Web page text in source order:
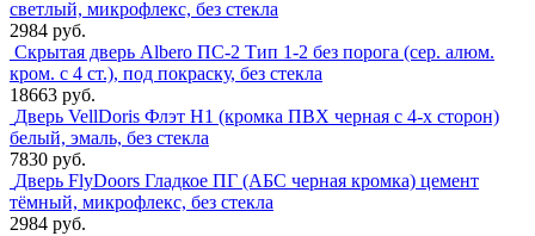
светлый, микрофлекс, без стекла
2984 руб.
Скрытая дверь Albero ПС-2 Тип 1-2 без порога (сер. алюм.
кром. с 4 ст.), под покраску, без стекла
18663 руб.
Дверь VellDoris Флэт H1 (кромка ПВХ черная с 4-х сторон)
белый, эмаль, без стекла
7830 руб.
Дверь FlyDoors Гладкое ПГ (АБС черная кромка) цемент
тёмный, микрофлекс, без стекла
2984 руб.